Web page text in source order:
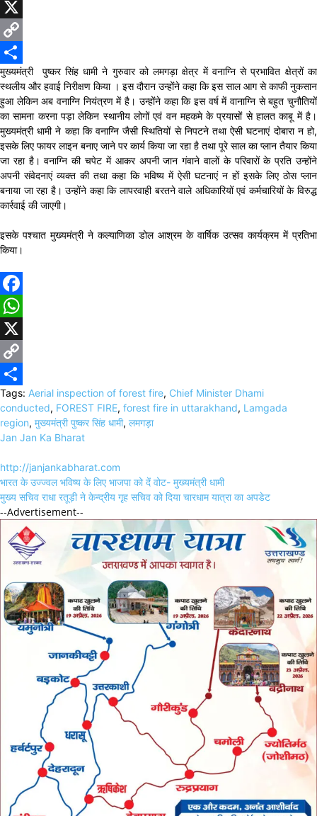
WhatsApp
X
Copy
Link
Share
मुख्यमंत्री पुष्कर सिंह धामी ने गुरुवार को लमगड़ा क्षेत्र में वनाग्नि से प्रभावित क्षेत्रों का
स्थलीय और हवाई निरीक्षण किया । इस दौरान उन्होंने कहा कि इस साल आग से काफी नुकसान
हुआ लेकिन अब वनाग्नि नियंत्रण में है। उन्होंने कहा कि इस वर्ष में वानाग्नि से बहुत चुनौतियों
का सामना करना पड़ा लेकिन स्थानीय लोगों एवं वन महकमे के प्रयासों से हालत काबू में है।
मुख्यमंत्री धामी ने कहा कि वनाग्नि जैसी स्थितियों से निपटने तथा ऐसी घटनाएं दोबारा न हो,
इसके लिए फायर लाइन बनाए जाने पर कार्य किया जा रहा है तथा पूरे साल का प्लान तैयार किया
जा रहा है। वनाग्नि की चपेट में आकर अपनी जान गंवाने वालों के परिवारों के प्रति उन्होंने
अपनी संवेदनाएं व्यक्त की तथा कहा कि भविष्य में ऐसी घटनाएं न हों इसके लिए ठोस प्लान
बनाया जा रहा है। उन्होंने कहा कि लापरवाही बरतने वाले अधिकारियों एवं कर्मचारियों के विरुद्ध
कार्रवाई की जाएगी।
इसके पश्चात मुख्यमंत्री ने कल्याणिका डोल आश्रम के वार्षिक उत्सव कार्यक्रम में प्रतिभा
किया।
Facebook
WhatsApp
X
Copy
Link
Share
Tags: Aerial inspection of forest fire, Chief Minister Dhami
conducted, FOREST FIRE, forest fire in uttarakhand, Lamgada
region, मुख्यमंत्री पुष्कर सिंह धामी, लमगड़ा
Jan Jan Ka Bharat
http://janjankabharat.com
Post
navigation
भारत के उज्ज्वल भविष्य के लिए भाजपा को दें वोट- मुख्यमंत्री धामी
मुख्य सचिव राधा रतूड़ी ने केन्द्रीय गृह सचिव को दिया चारधाम यात्रा का अपडेट
--Advertisement--